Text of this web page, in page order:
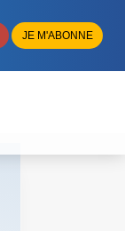
JE M'ABONNE